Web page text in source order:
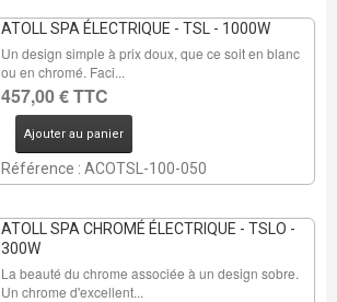
ATOLL SPA ÉLECTRIQUE - TSL - 1000W
Un design simple à prix doux, que ce soit en blanc
ou en chromé. Faci...
457,00 € TTC
Ajouter au panier
Référence : ACOTSL-100-050
ATOLL SPA CHROMÉ ÉLECTRIQUE - TSLO -
300W
La beauté du chrome associée à un design sobre.
Un chrome d'excellent...